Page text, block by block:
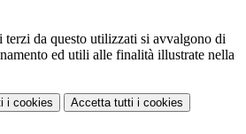
terzi da questo utilizzati si avvalgono di
ed utili alle finalità illustrate nella
i cookies Accetta tutti i cookies